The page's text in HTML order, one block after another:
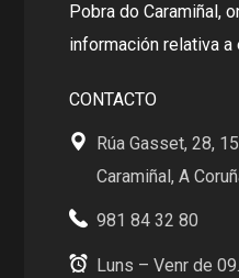
Pobra do Caramiñal,
información relativa a
CONTACTO
Rúa Gasset, 28,
Caramiñal, A
981 84 32 80
Luns – Venr de